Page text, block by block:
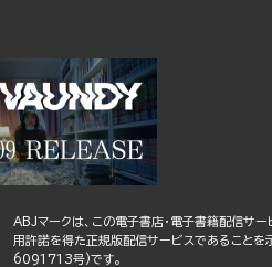
ABJマークは、この電子書店・電子書籍配信サー
用許諾を得た正規版配信サービスであること
6091713号)です。